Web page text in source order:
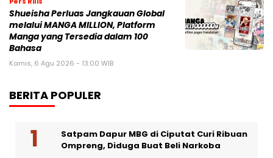
Shueisha Perluas Jangkauan Global
melalui MANGA MILLION, Platform
Manga yang Tersedia dalam 100
Bahasa
Kamis, 6 Agu 2026 - 13:00 WIB
BERITA POPULER
Satpam Dapur MBG di Ciputat Curi Ribuan
Ompreng, Diduga Buat Beli Narkoba